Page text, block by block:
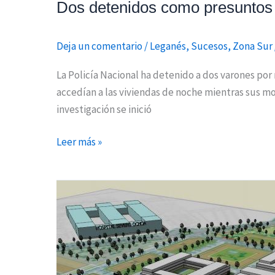
Dos detenidos como
Deja un comentario/Leganés, Sucesos, Zona Sur
La Policía Nacional ha detenido a dos varones
accedían a las viviendas de noche mientras sus
investigación se inició
Leer más »
Aceptada
cesión
de
tres